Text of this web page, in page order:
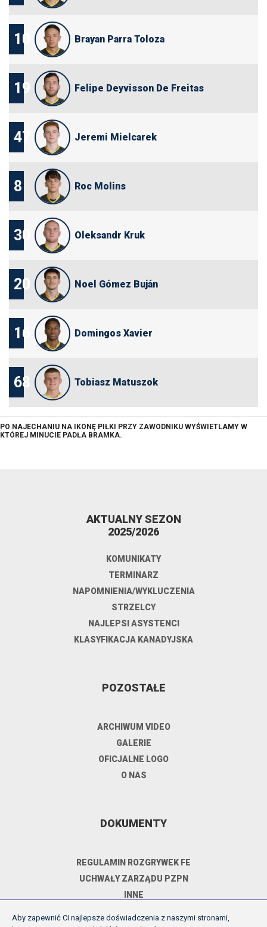
10 Brayan Parra Toloza
19 Felipe Deyvisson De Freitas
47 Jeremi Mielcarek
8 Roc Molins
30 Oleksandr Kruk
20 Noel Gómez Buján
16 Domingos Xavier
68 Tobiasz Matuszok
PO NAJECHANIU NA IKONĘ PIŁKI PRZY ZAWODNIKU WYŚWIETLAMY W
KTÓREJ MINUCIE PADŁA BRAMKA.
AKTUALNY SEZON
2025/2026
KOMUNIKATY
TERMINARZ
NAPOMNIENIA/WYKLUCZENIA
STRZELCY
NAJLEPSI ASYSTENCI
KLASYFIKACJA KANADYJSKA
POZOSTAŁE
ARCHIWUM VIDEO
GALERIE
OFICJALNE LOGO
O NAS
DOKUMENTY
REGULAMIN ROZGRYWEK FE
UCHWAŁY ZARZĄDU PZPN
INNE
Aby zapewnić Ci najlepsze doświadczenia z naszymi stronami,